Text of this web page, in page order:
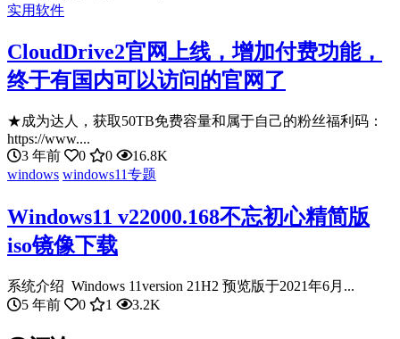
实用软件
CloudDrive2官网上线，增加付费功能，
终于有国内可以访问的官网了
★成为达人，获取50TB免费容量和属于自己的粉丝福利码：
https://www....
3 年前
0 0
16.8K
windows windows11专题
Windows11 v22000.168不忘初心精简版
iso镜像下载
系统介绍 Windows 11version 21H2 预览版于2021年6月...
5 年前
0 1 3.2K